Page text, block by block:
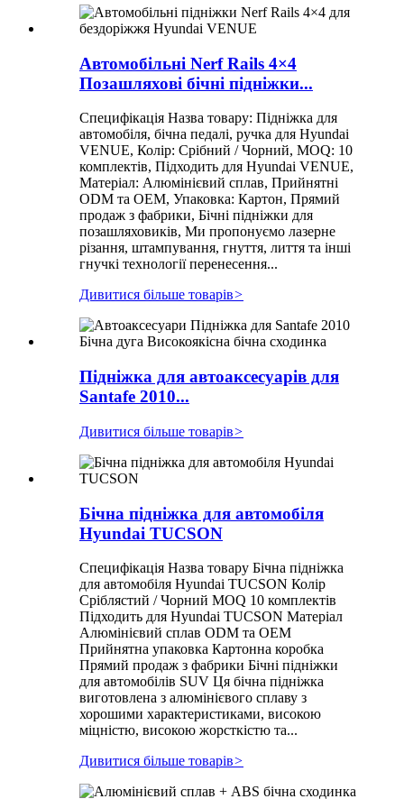
Автомобільні Nerf Rails 4×4
Позашляхові бічні підніжки...
Специфікація Назва товару: Підніжка для
автомобіля, бічна педалі, ручка для Hyundai
VENUE, Колір: Срібний / Чорний, MOQ: 10
комплектів, Підходить для Hyundai VENUE,
Матеріал: Алюмінієвий сплав, Прийнятні
ODM та OEM, Упаковка: Картон, Прямий
продаж з фабрики, Бічні підніжки для
позашляховиків, Ми пропонуємо лазерне
різання, штампування, гнуття, лиття та інші
гнучкі технології перенесення...
Дивитися більше товарів>
Підніжка для автоаксесуарів для
Santafe 2010...
Дивитися більше товарів>
Бічна підніжка для автомобіля
Hyundai TUCSON
Специфікація Назва товару Бічна підніжка
для автомобіля Hyundai TUCSON Колір
Сріблястий / Чорний MOQ 10 комплектів
Підходить для Hyundai TUCSON Матеріал
Алюмінієвий сплав ODM та OEM
Прийнятна упаковка Картонна коробка
Прямий продаж з фабрики Бічні підніжки
для автомобілів SUV Ця бічна підніжка
виготовлена ​​з алюмінієвого сплаву з
хорошими характеристиками, високою
міцністю, високою жорсткістю та...
Дивитися більше товарів>